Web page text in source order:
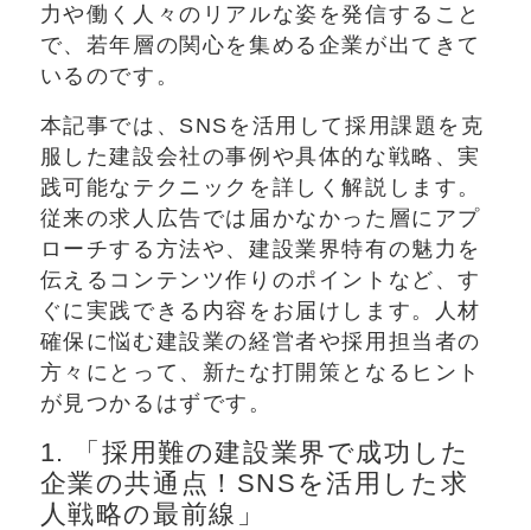
力や働く人々のリアルな姿を発信すること
で、若年層の関心を集める企業が出てきて
いるのです。
本記事では、SNSを活用して採用課題を克
服した建設会社の事例や具体的な戦略、実
践可能なテクニックを詳しく解説します。
従来の求人広告では届かなかった層にアプ
ローチする方法や、建設業界特有の魅力を
伝えるコンテンツ作りのポイントなど、す
ぐに実践できる内容をお届けします。人材
確保に悩む建設業の経営者や採用担当者の
方々にとって、新たな打開策となるヒント
が見つかるはずです。
1. 「採用難の建設業界で成功した
企業の共通点！SNSを活用した求
人戦略の最前線」